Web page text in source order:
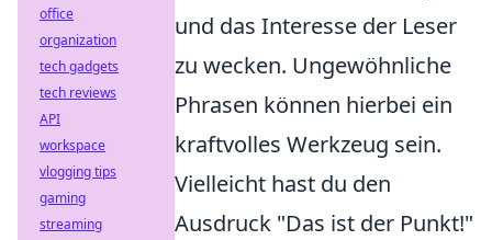
und das Interesse der Leser
zu wecken. Ungewöhnliche
Phrasen können hierbei ein
kraftvolles Werkzeug sein.
Vielleicht hast du den
Ausdruck "Das ist der Punkt!"
office
organization
tech gadgets
tech reviews
API
workspace
vlogging tips
gaming
streaming